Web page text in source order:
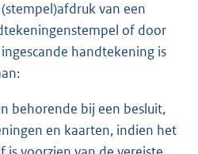
van een
of door
handtekening is
behorende bij een besluit,
en kaarten, indien het